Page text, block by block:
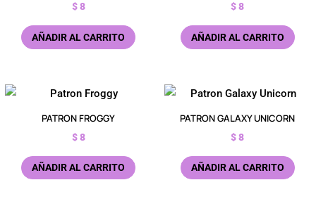
$8
AÑADIR AL CARRITO
$8
AÑADIR AL CARRITO
PATRON FROGGY
$8
AÑADIR AL CARRITO
PATRON GALAXY UNICORN
$8
AÑADIR AL CARRITO